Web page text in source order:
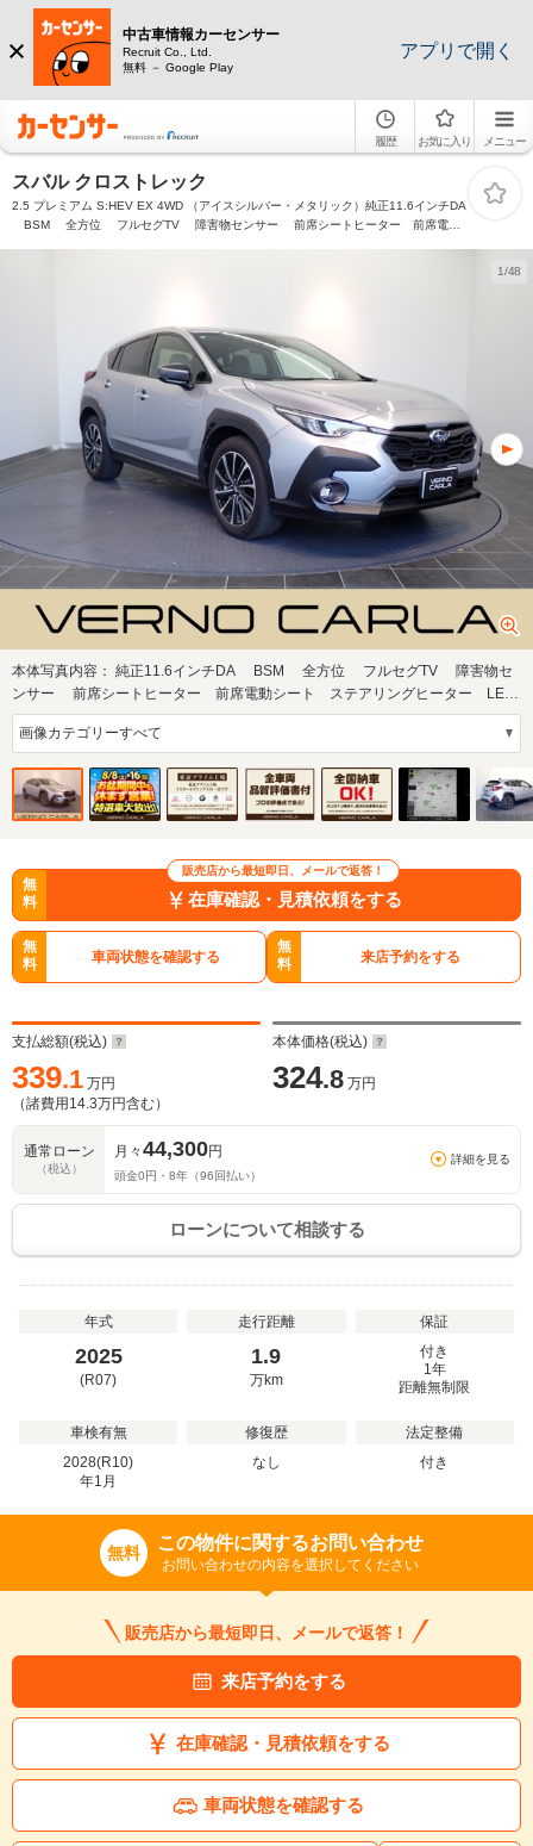
中古車情報カーセンサー
Recruit Co., Ltd.
無料 － Google Play
アプリで開く
履歴 お気に入り メニュー
スバル クロストレック
2.5 プレミアム S:HEV EX 4WD （アイスシルバー・メタリック）純正11.6インチDA
BSM 全方位 フルセグTV 障害物センサー 前席シートヒーター 前席電動
1/48
本体写真内容： 純正11.6インチDA BSM 全方位 フルセグTV 障害物セ
ンサー 前席シートヒーター 前席電動シート ステアリングヒーター LED
ライト ス…
販売店から最短即日、メールで返答！
無
料
在庫確認・見積依頼をする
無
料
車両状態を確認する
無
料
来店予約をする
支払総額(税込)
339.1 万円
（諸費用 14.3万円含む）
本体価格(税込)
324.8 万円
通常ローン
（税込）
月々44,300円
頭金0円・ 8年（96 回払い）
詳細を見る
ローンについて相談する
年式
2025
(R07)
走行距離
1.9
万km
保証
付き
1年
距離無制限
車検有無
2028(R10)
年1 月
修復歴
なし
法定整備
付き
無料 この物件に関するお問い合わせ
お問い合わせの内容を選択してください
販売店から最短即日、メールで返答！
来店予約をする
在庫確認・見積依頼をする
車両状態を確認する